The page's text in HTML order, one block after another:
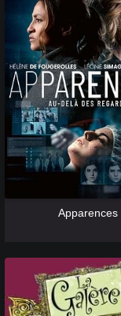
Apparences